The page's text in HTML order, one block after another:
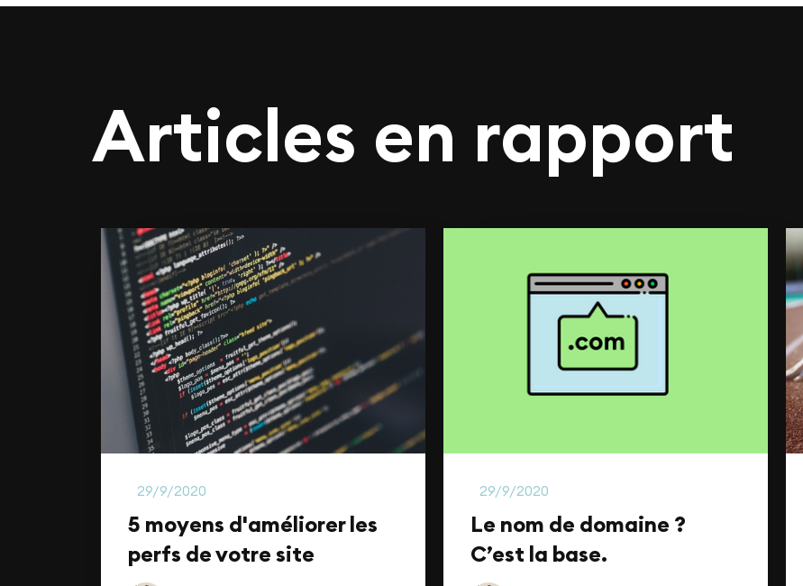
Articles en rapport
29/9/2020
5 moyens d'améliorer les
perfs de votre site
29/9/2020
Le nom de domaine ?
C’est la base.